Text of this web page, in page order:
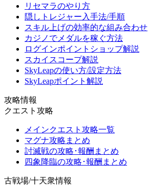
リセマラのやり方
隠しトレジャー入手法/手順
スキル上げの効率的な組み合わせ
カジノでメダルを稼ぐ方法
ログインポイントショップ解説
スカイスコープ解説
SkyLeapの使い方/設定方法
SkyLeapポイント解説
攻略情報
クエスト攻略
メインクエスト攻略一覧
マグナ攻略まとめ
討滅戦の攻略･報酬まとめ
四象降臨の攻略･報酬まとめ
古戦場/十天衆情報